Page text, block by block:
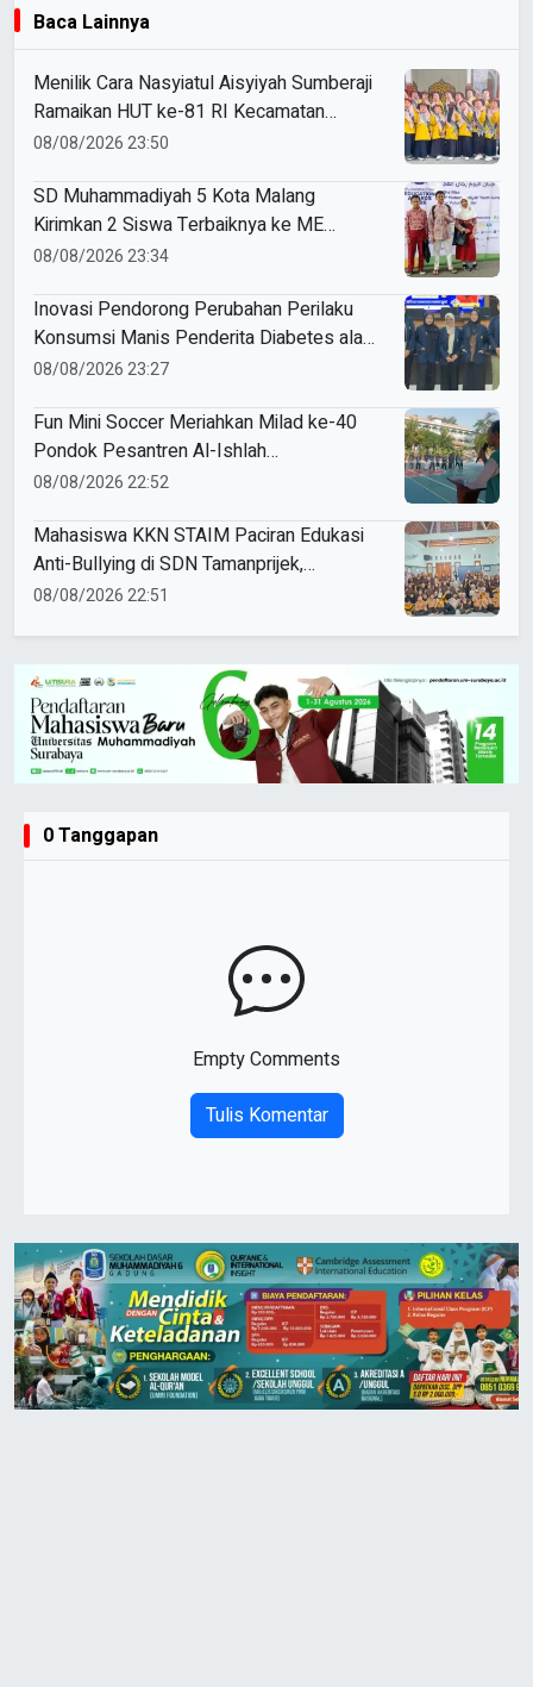
Baca Lainnya
Menilik Cara Nasyiatul Aisyiyah Sumberaji
Ramaikan HUT ke-81 RI Kecamatan
Sukodadi
08/08/2026 23:50
SD Muhammadiyah 5 Kota Malang
Kirimkan 2 Siswa Terbaiknya ke ME
Award 2026
08/08/2026 23:34
Inovasi Pendorong Perubahan Perilaku
Konsumsi Manis Penderita Diabetes ala
Mahasiswa Unesa
08/08/2026 23:27
Fun Mini Soccer Meriahkan Milad ke-40
Pondok Pesantren Al-Ishlah
Sendangagung
08/08/2026 22:52
Mahasiswa KKN STAIM Paciran Edukasi
Anti-Bullying di SDN Tamanprijek,
Tanamkan Empati Sejak Dini
08/08/2026 22:51
0 Tanggapan
Empty Comments
Tulis Komentar